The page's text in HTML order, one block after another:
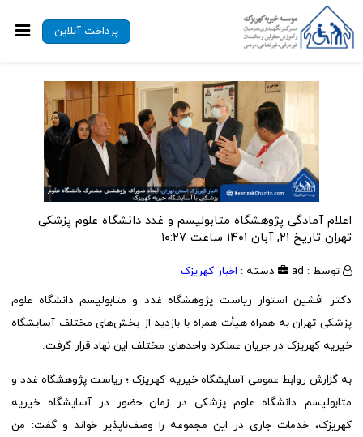
پرداخت آنلاین
اعلام آمادگی پژوهشگاه متابولیسم و غدد دانشگاه علوم پزشکی
تهرانتاریخ ۲۱, آبان ۱۴۰۱ ساعت ۱۰:۲۷
توسط : ad دسته : اخبار کهریزک
دکتر افشین استوار ریاست پژوهشگاه غدد و متابولیسم دانشگاه علوم
پزشکی تهران به همراه هیأت همراه با بازدید از بخش‌های مختلف آسایشگاه
خیریه کهریزک در جریان عملکرد واحدهای مختلف این نهاد قرار گرفت.
به گزارش روابط عمومی آسایشگاه خیریه کهریزک ؛ ریاست پژوهشگاه غدد و
متابولیسم دانشگاه علوم پزشکی در زمان حضور در آسایشگاه خیریه
کهریزک، خدمات جاری در این مجموعه را وصف‌ناپذیر خواند و گفت: من